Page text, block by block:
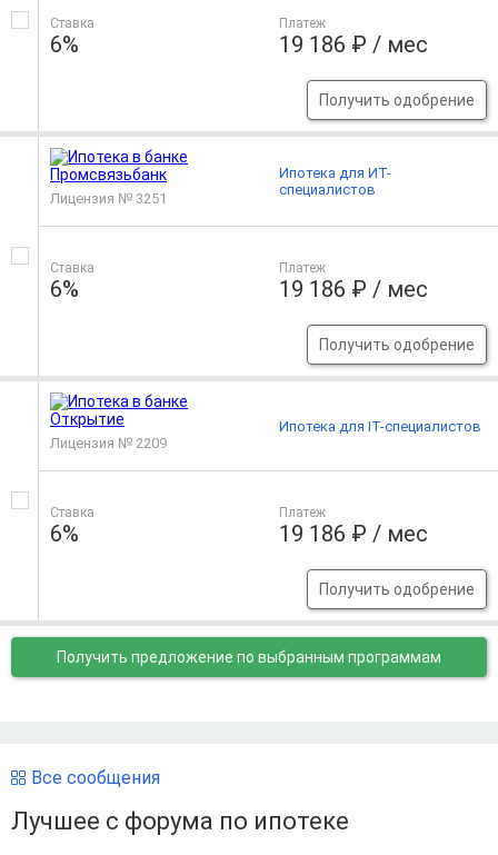
Ставка
6%
Платеж
19 186 ₽ / мес
Получить одобрение
Лицензия № 3251
Ставка
6%
Платеж
19 186 ₽ / мес
Получить одобрение
Ипотека для ИТ-
специалистов
Лицензия № 2209
Ставка
6%
Платеж
19 186 ₽ / мес
Получить одобрение
Ипотека для IT-специалистов
Получить предложение по выбранным программам
Все сообщения
Лучшее с форума по ипотеке